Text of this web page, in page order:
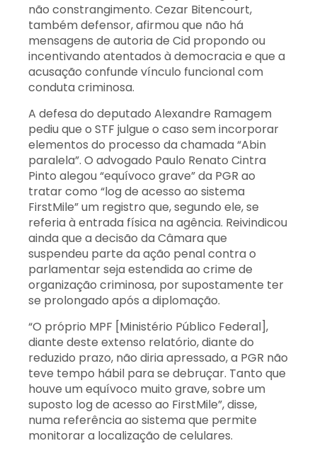
não constrangimento. Cezar Bitencourt,
também defensor, afirmou que não há
mensagens de autoria de Cid propondo ou
incentivando atentados à democracia e que a
acusação confunde vínculo funcional com
conduta criminosa.
A defesa do deputado Alexandre Ramagem
pediu que o STF julgue o caso sem incorporar
elementos do processo da chamada “Abin
paralela”. O advogado Paulo Renato Cintra
Pinto alegou “equívoco grave” da PGR ao
tratar como “log de acesso ao sistema
FirstMile” um registro que, segundo ele, se
referia à entrada física na agência. Reivindicou
ainda que a decisão da Câmara que
suspendeu parte da ação penal contra o
parlamentar seja estendida ao crime de
organização criminosa, por supostamente ter
se prolongado após a diplomação.
“O próprio MPF [Ministério Público Federal],
diante deste extenso relatório, diante do
reduzido prazo, não diria apressado, a PGR não
teve tempo hábil para se debruçar. Tanto que
houve um equívoco muito grave, sobre um
suposto log de acesso ao FirstMile”, disse,
numa referência ao sistema que permite
monitorar a localização de celulares.